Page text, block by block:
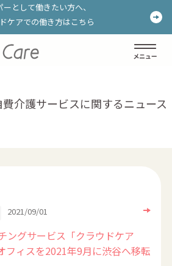
ーとして働きたい方へ、
ケアでの働き方はこちら
ーとして働きたい方へ、
ケアでの働き方はこちら
介護サービスに関するニュース
2021/09/01
ングサービス「クラウドケア
フィスを2021年9月に渋谷へ移転